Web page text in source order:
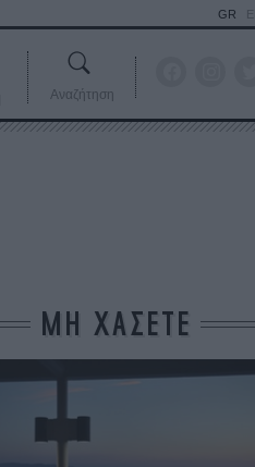
GR EN
Αναζήτηση
ΜΗ ΧΑΣΕΤΕ